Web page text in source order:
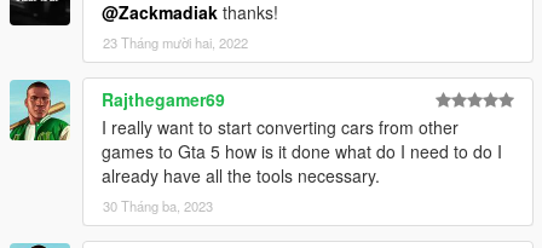
@Zackmadiak thanks!
23 Tháng mười hai, 2022
Rajthegamer69
I really want to start converting cars from other
games to Gta 5 how is it done what do I need to do I
already have all the tools necessary.
30 Tháng ba, 2023